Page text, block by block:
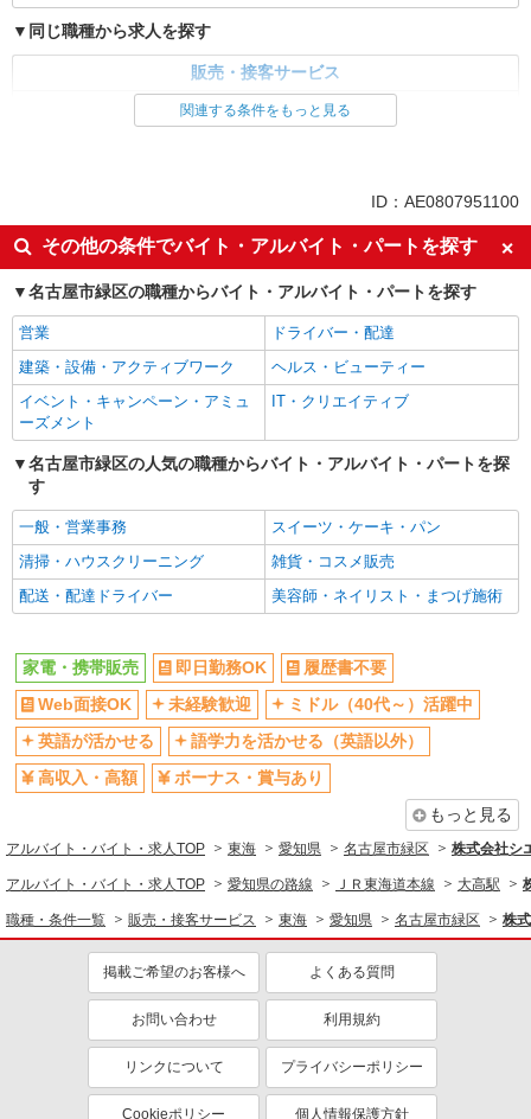
同じ職種から求人を探す
販売・接客サービス
英語が活かせる
ボーナス・賞与あり
日払い
車通勤OK
交通費支給
社会保険あり
社員登用あり
関連する条件をもっと見る
ID：AE0807951100
その他の条件でバイト・アルバイト・パートを探す
名古屋市緑区の職種からバイト・アルバイト・パートを探す
営業
ドライバー・配達
建築・設備・アクティブワーク
ヘルス・ビューティー
イベント・キャンペーン・アミュ
ーズメント
IT・クリエイティブ
名古屋市緑区の人気の職種からバイト・アルバイト・パートを探
す
一般・営業事務
スイーツ・ケーキ・パン
清掃・ハウスクリーニング
雑貨・コスメ販売
配送・配達ドライバー
美容師・ネイリスト・まつげ施術
家電・携帯販売 即日勤務OK
履歴書不要
Web面接OK
未経験歓迎
ミドル（40代～）活躍中
英語が活かせる
語学力を活かせる（英語以外）
高収入・高額
ボーナス・賞与あり
もっと見る
アルバイト・バイト・求人TOP 東海 愛知県 名古屋市緑区 株式会社シ
アルバイト・バイト・求人TOP 愛知県の路線 ＪＲ東海道本線 大高駅
職種・条件一覧 販売・接客サービス 東海 愛知県 名古屋市緑区 株
掲載ご希望のお客様へ よくある質問
お問い合わせ 利用規約
リンクについて プライバシーポリシー
Cookieポリシー 個人情報保護方針